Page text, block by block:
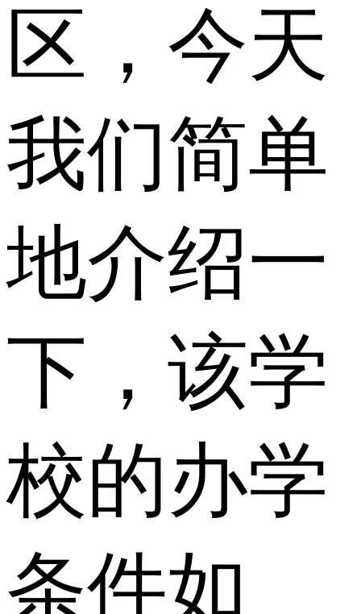
区，今天
我们简单
地介绍一
下，该学
校的办学
条件如